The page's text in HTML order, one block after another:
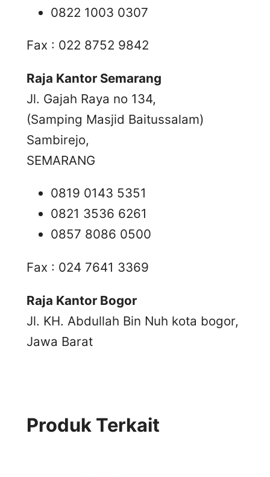
0822 1003 0307
Fax : 022 8752 9842
Raja Kantor Semarang
Jl. Gajah Raya no 134,
(Samping Masjid Baitussalam)
Sambirejo,
SEMARANG
0819 0143 5351
0821 3536 6261
0857 8086 0500
Fax : 024 7641 3369
Raja Kantor Bogor
Jl. KH. Abdullah Bin Nuh kota bogor,
Jawa Barat
Produk Terkait